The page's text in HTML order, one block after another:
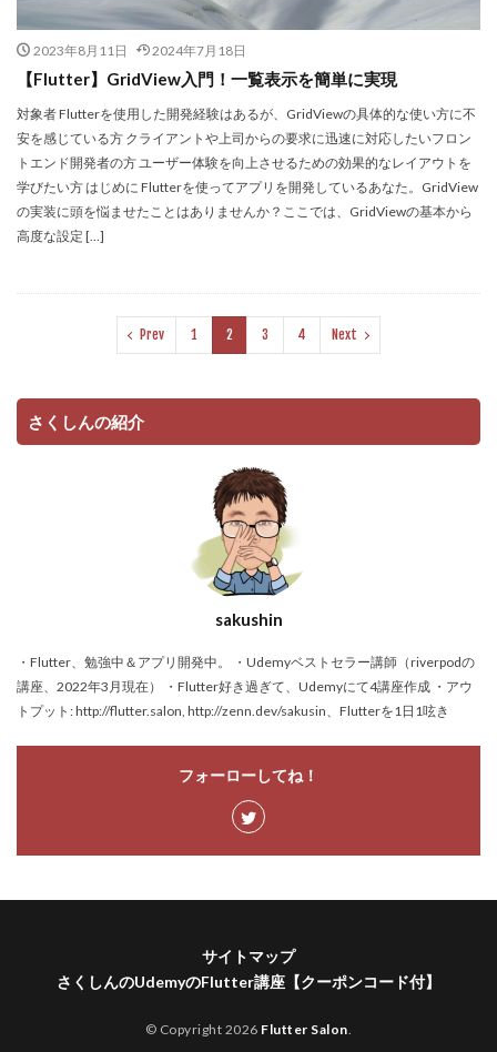
2023年8月11日 2024年7月18日
【Flutter】GridView入門！一覧表示を簡単に実現
対象者 Flutterを使用した開発経験はあるが、GridViewの具体的な使い方に不
安を感じている方 クライアントや上司からの要求に迅速に対応したいフロン
トエンド開発者の方 ユーザー体験を向上させるための効果的なレイアウトを
学びたい方 はじめに Flutterを使ってアプリを開発しているあなた。GridView
の実装に頭を悩ませたことはありませんか？ここでは、GridViewの基本から
高度な設定 […]
Prev 1 2 3 4 Next
さくしんの紹介
sakushin
・Flutter、勉強中＆アプリ開発中。 ・Udemyベストセラー講師（riverpodの
講座、2022年3月現在） ・Flutter好き過ぎて、Udemyにて4講座作成 ・アウ
トプット: http://flutter.salon, http://zenn.dev/sakusin、Flutterを1日1呟き
フォーローしてね！
サイトマップ
さくしんのUdemyのFlutter講座【クーポンコード付】
© Copyright 2026 Flutter Salon.